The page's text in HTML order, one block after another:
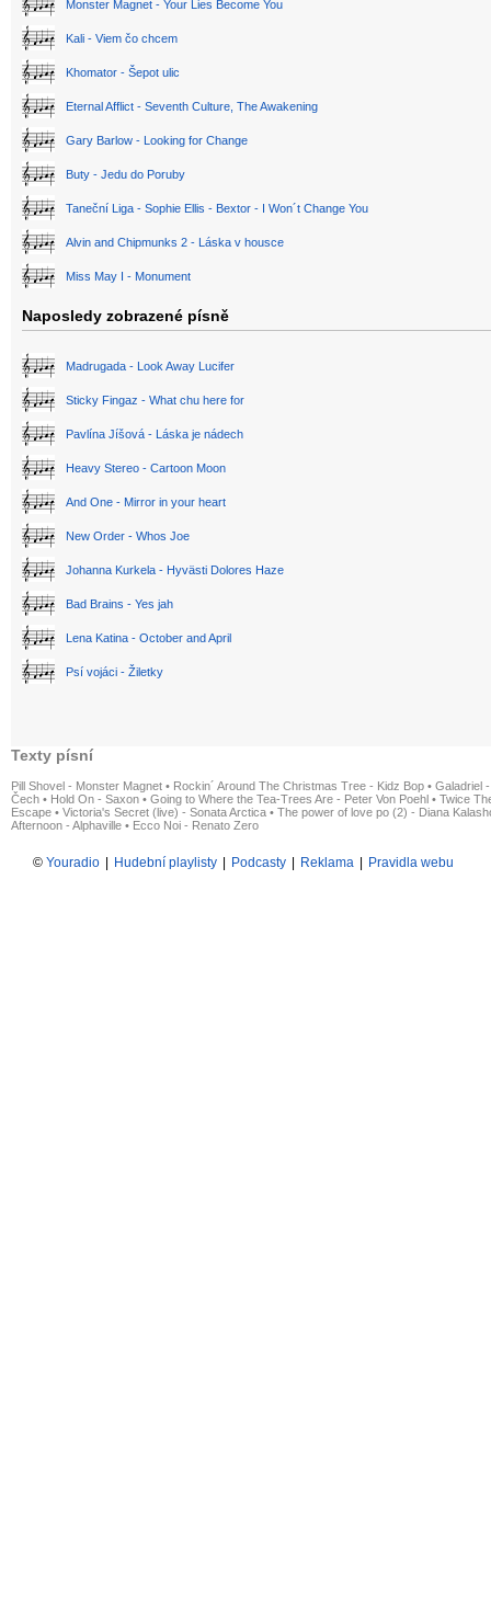
Monster Magnet - Your Lies Become You
Kali - Viem čo chcem
Khomator - Šepot ulic
Eternal Afflict - Seventh Culture, The Awakening
Gary Barlow - Looking for Change
Buty - Jedu do Poruby
Taneční Liga - Sophie Ellis - Bextor - I Won´t Change You
Alvin and Chipmunks 2 - Láska v housce
Miss May I - Monument
Naposledy zobrazené písně
Madrugada - Look Away Lucifer
Sticky Fingaz - What chu here for
Pavlína Jíšová - Láska je nádech
Heavy Stereo - Cartoon Moon
And One - Mirror in your heart
New Order - Whos Joe
Johanna Kurkela - Hyvästi Dolores Haze
Bad Brains - Yes jah
Lena Katina - October and April
Psí vojáci - Žiletky
Texty písní
Pill Shovel - Monster Magnet • Rockin´ Around The Christmas Tree - Kidz Bop • Galadriel
Čech • Hold On - Saxon • Going to Where the Tea-Trees Are - Peter Von Poehl • Twice
Escape • Victoria's Secret (live) - Sonata Arctica • The power of love po (2) - Diana
Afternoon - Alphaville • Ecco Noi - Renato Zero
© Youradio Hudební playlisty Podcasty Reklama Pravidla webu